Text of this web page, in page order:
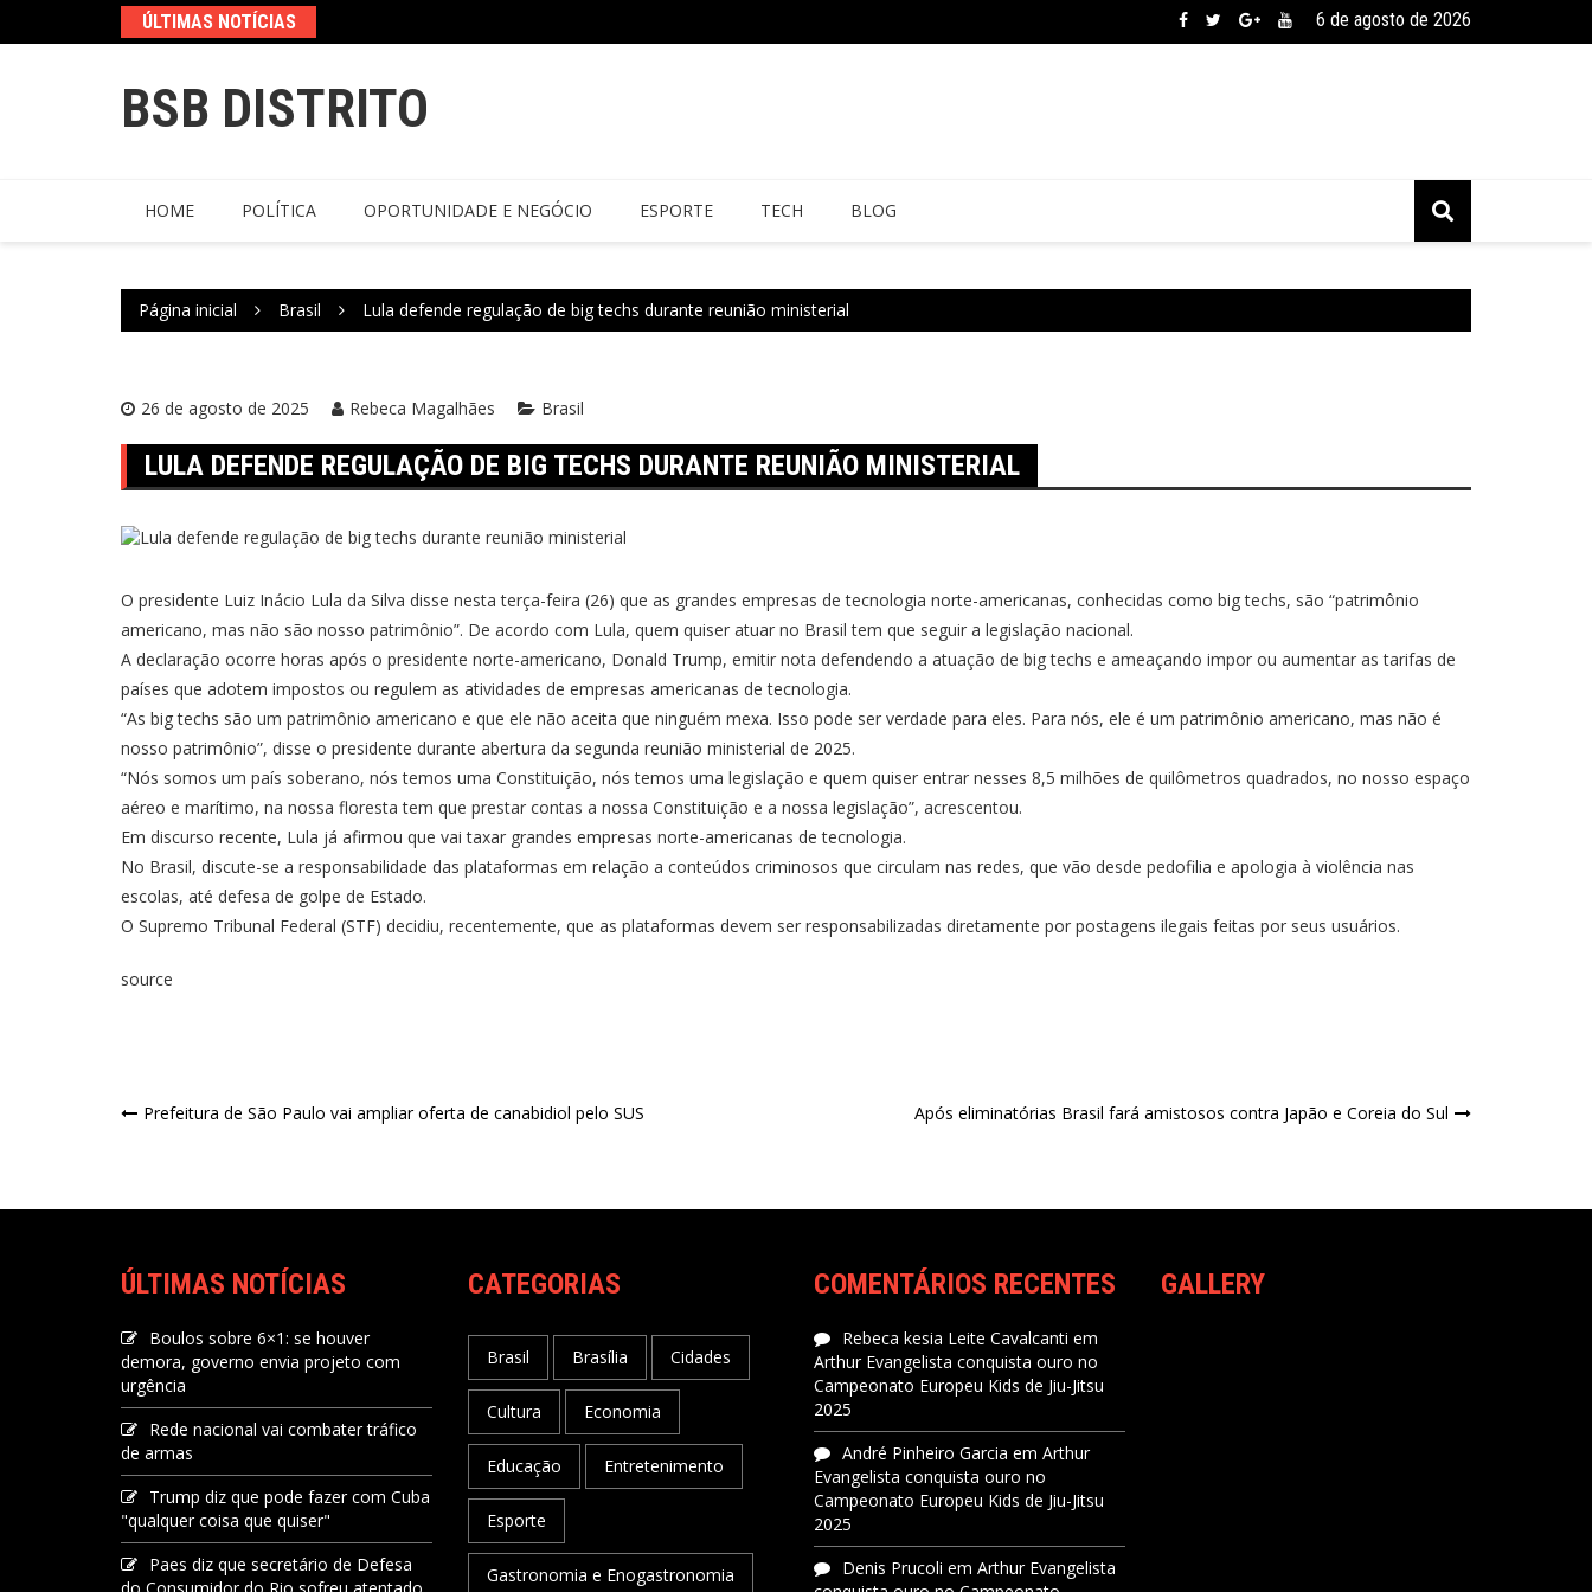
ÚLTIMAS NOTÍCIAS 6 de agosto de 2026
BSB DISTRITO
HOME POLÍTICA OPORTUNIDADE E NEGÓCIO ESPORTE TECH BLOG
Página inicial Brasil Lula defende regulação de big techs durante reunião ministerial
26 de agosto de 2025 Rebeca Magalhães Brasil
LULA DEFENDE REGULAÇÃO DE BIG TECHS DURANTE REUNIÃO MINISTERIAL
O presidente Luiz Inácio Lula da Silva disse nesta terça-feira (26) que as grandes empresas de tecnologia norte-americanas, conhecidas como big techs, são “patrimônio
americano, mas não são nosso patrimônio”. De acordo com Lula, quem quiser atuar no Brasil tem que seguir a legislação nacional.
A declaração ocorre horas após o presidente norte-americano, Donald Trump, emitir nota defendendo a atuação de big techs e ameaçando impor ou aumentar as tarifas de
países que adotem impostos ou regulem as atividades de empresas americanas de tecnologia.
“As big techs são um patrimônio americano e que ele não aceita que ninguém mexa. Isso pode ser verdade para eles. Para nós, ele é um patrimônio americano, mas não é
nosso patrimônio”, disse o presidente durante abertura da segunda reunião ministerial de 2025.
“Nós somos um país soberano, nós temos uma Constituição, nós temos uma legislação e quem quiser entrar nesses 8,5 milhões de quilômetros quadrados, no nosso espaço
aéreo e marítimo, na nossa floresta tem que prestar contas a nossa Constituição e a nossa legislação”, acrescentou.
Em discurso recente, Lula já afirmou que vaitaxar grandes empresas norte-americanas de tecnologia.
No Brasil, discute-se a responsabilidade das plataformas em relação a conteúdos criminosos que circulam nas redes, que vão desde pedofilia e apologia à violência nas
escolas, até defesa de golpe de Estado.
O Supremo Tribunal Federal (STF) decidiu, recentemente, que as plataformas devem ser responsabilizadas diretamente por postagens ilegais feitas por seus usuários.
source
Prefeitura de São Paulo vai ampliar oferta de canabidiol pelo SUS Após eliminatórias Brasil fará amistosos contra Japão e Coreia do Sul
ÚLTIMAS NOTÍCIAS
Boulos sobre 6×1: se houver
demora, governo envia projeto com
urgência
Rede nacional vai combater tráfico
de armas
Trump diz que pode fazer com Cuba
"qualquer coisa que quiser"
Paes diz que secretário de Defesa
CATEGORIAS
Brasil Brasília Cidades
Cultura Economia
Educação Entretenimento
Esporte
Gastronomia e Enogastronomia
COMENTÁRIOS RECENTES
Rebeca kesia Leite Cavalcanti em
Arthur Evangelista conquista ouro no
Campeonato Europeu Kids de Jiu-Jitsu
2025
André Pinheiro Garcia em Arthur
Evangelista conquista ouro no
Campeonato Europeu Kids de Jiu-Jitsu
2025
Denis Prucoli em Arthur Evangelista
GALLERY